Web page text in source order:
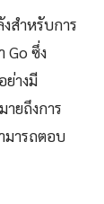
สำหรับการ
Go ซึ่ง
ย่างมี
ยถึงการ
มารถตอบ